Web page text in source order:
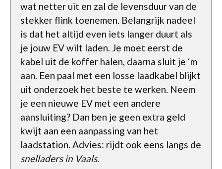
wat netter uit en zal de levensduur van de
stekker flink toenemen. Belangrijk nadeel
is dat het altijd even iets langer duurt als
je jouw EV wilt laden. Je moet eerst de
kabel uit de koffer halen, daarna sluit je ‘m
aan. Een paal met een losse laadkabel blijkt
uit onderzoek het beste te werken. Neem
je een nieuwe EV met een andere
aansluiting? Dan ben je geen extra geld
kwijt aan een aanpassing van het
laadstation. Advies: rijdt ook eens langs de
snelladers in Vaals.